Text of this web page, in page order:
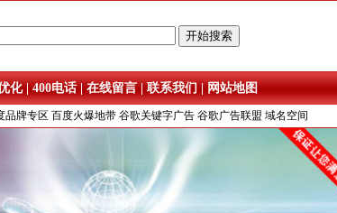
化| 400电话| 在线留言| 联系我们 网站地图
品牌专区 百度火爆地带 谷歌关键字广告 谷歌广告联盟 域名空间